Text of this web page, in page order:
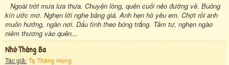
Ngoài trời mưa lưa thưa. Chuyện lòng, quên cuối nẻo đường về. Buông
kín ước mơ. Nghẹn lời nghe băng giá. Anh hẹn hò yêu em. Chợt rồi anh
muôn hướng, ngàn nơi. Dấu tình theo bóng trắng. Tâm tư, nghẹn ngào
niềm thương vào quên...
Nhớ Tháng Ba
Tác giả: Tạ Thăng Hùng